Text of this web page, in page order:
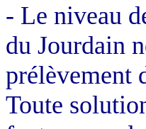
- Le niveau
du Jourdain
prélèvement
Toute